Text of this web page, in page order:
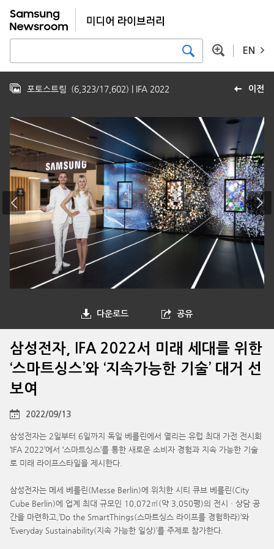
EN
이전
포토스트림 (6,323/17,602) | IFA 2022
다운로드 공유
삼성전자, IFA 2022서 미래 세대를 위한
‘스마트싱스’와 ‘지속가능한 기술’ 대거 선
보여
2022/09/13
삼성전자는 2일부터 6일까지 독일 베를린에서 열리는 유럽 최대 가전 전시회
‘IFA 2022’에서 ‘스마트싱스’를 통한 새로운 소비자 경험과 지속 가능한 기술
로 미래 라이프스타일을 제시한다.
삼성전자는 메세 베를린(Messe Berlin)에 위치한 시티 큐브 베를린(City
Cube Berlin)에 업계 최대 규모인 10,072㎡(약 3,050평)의 전시ㆍ상담 공
간을 마련하고,’Do the SmartThings(스마트싱스 라이프를 경험하라)’와
‘Everyday Sustainability(지속 가능한 일상)’를 주제로 참가한다.